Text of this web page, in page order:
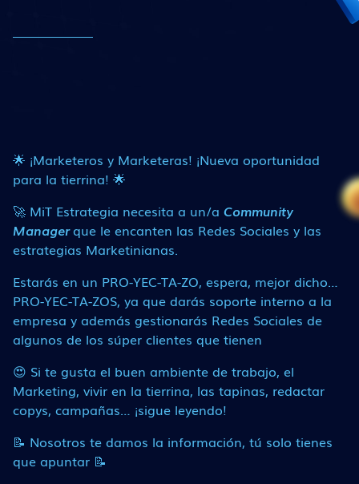
🌟 ¡Marketeros y Marketeras! ¡Nueva oportunidad
para la tierrina! 🌟
🚀 MiT Estrategia necesita a un/a Community
Managerque le encanten las Redes Sociales y las
estrategias Marketinianas.
Estarás en un PRO-YEC-TA-ZO, espera, mejor dicho…
PRO-YEC-TA-ZOS, ya que darás soporte interno a la
empresa y además gestionarás Redes Sociales de
algunos de los súper clientes que tienen
😍 Si te gusta el buen ambiente de trabajo, el
Marketing, vivir en la tierrina, las tapinas, redactar
copys, campañas… ¡sigue leyendo!
📝 Nosotros te damos la información, tú solo tienes
que apuntar 📝